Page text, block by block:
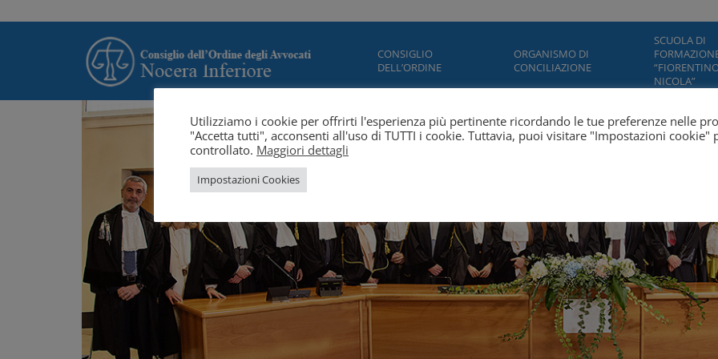
CONSIGLIO
DELL’ORDINE
ORGANISMO DI
CONCILIAZIONE
SCUOLA DI
NICOLA”
Utilizziamo i cookie per offrirti l'esperienza più pertinente ricordando le tue preferenze nelle
"Accetta tutti", acconsenti all'uso di TUTTI i cookie. Tuttavia, puoi visitare "Impostazioni cookie"
controllato. Maggiori dettagli
Impostazioni Cookies